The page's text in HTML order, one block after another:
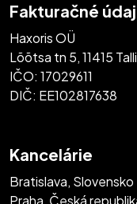
Fakturačné
Haxoris OÜ
Lõõtsa tn 5, 11415
IČO: 17029611
DIČ: EE102817638
Kancelárie
Bratislava, Slovensko
Praha, Česká